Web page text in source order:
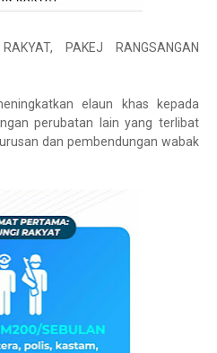
PAKEJ RANGSANGAN
elaun khas kepada
perubatan lain yang terlibat
dan pembendungan wabak